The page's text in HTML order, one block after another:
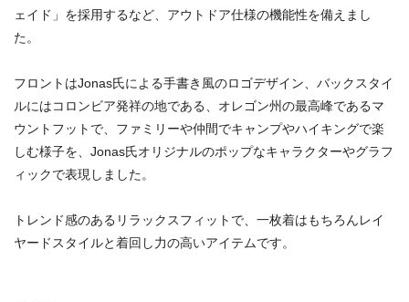
ェイド」を採用するなど、アウトドア仕様の機能性を備えまし
た。
フロントはJonas氏による手書き風のロゴデザイン、バックスタイ
ルにはコロンビア発祥の地である、オレゴン州の最高峰であるマ
ウントフットで、ファミリーや仲間でキャンプやハイキングで楽
しむ様子を、Jonas氏オリジナルのポップなキャラクターやグラフ
ィックで表現しました。
トレンド感のあるリラックスフィットで、一枚着はもちろんレイ
ヤードスタイルと着回し力の高いアイテムです。